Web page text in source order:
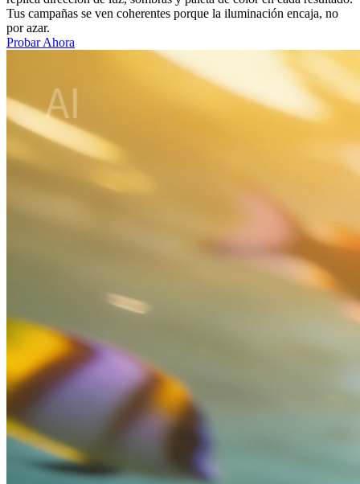
Tus campañas se ven coherentes porque la iluminación encaja, no
por azar.
Probar Ahora